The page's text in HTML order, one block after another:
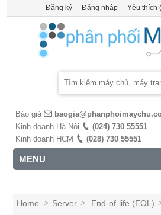
Đăng ký Đăng nhập Yêu thích
Báo giá
Kinh doanh Hà Nội
(024) 730 55551
Kinh doanh HCM
(028) 730 55551
MENU
Home > Server > End-of-life (EOL)